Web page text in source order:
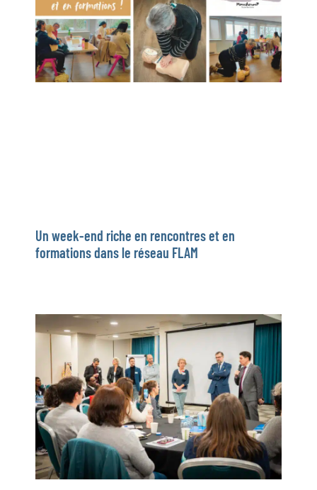
Un week-end riche en rencontres et en
formations dans le réseau FLAM